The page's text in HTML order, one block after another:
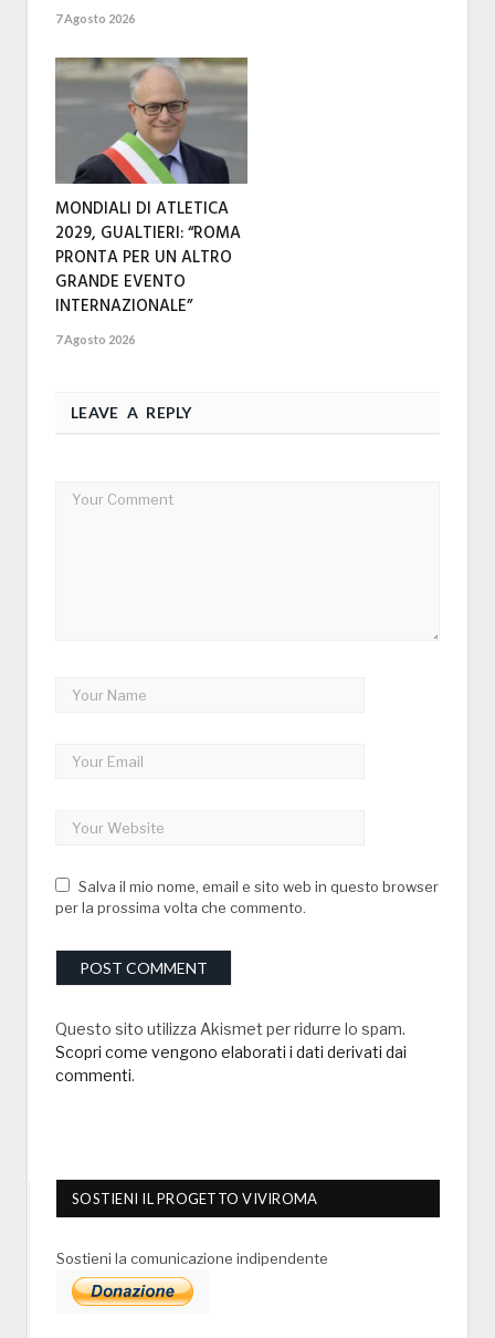
7 Agosto 2026
MONDIALI DI ATLETICA
2029, GUALTIERI: “ROMA
PRONTA PER UN ALTRO
GRANDE EVENTO
INTERNAZIONALE”
7 Agosto 2026
LEAVE A REPLY
Salva il mio nome, email e sito web in questo browser
per la prossima volta che commento.
Questo sito utilizza Akismet per ridurre lo spam.
Scopri come vengono elaborati i dati derivati dai
commenti.
SOSTIENI IL PROGETTO VIVIROMA
Sostieni la comunicazione indipendente